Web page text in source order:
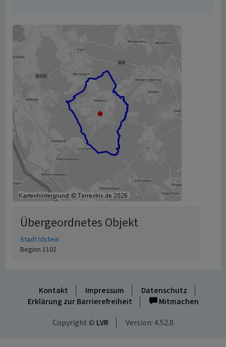
Übergeordnetes Objekt
Stadt Idstein
Beginn 1102
Kontakt Impressum
Datenschutz
Erklärung zur Barrierefreiheit
Mitmachen
Copyright © LVR Version: 4.52.0